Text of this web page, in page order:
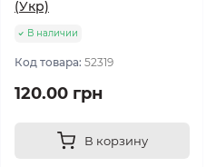
(Укр)
В наличии
Код товара: 52319
120.00 грн
В корзину